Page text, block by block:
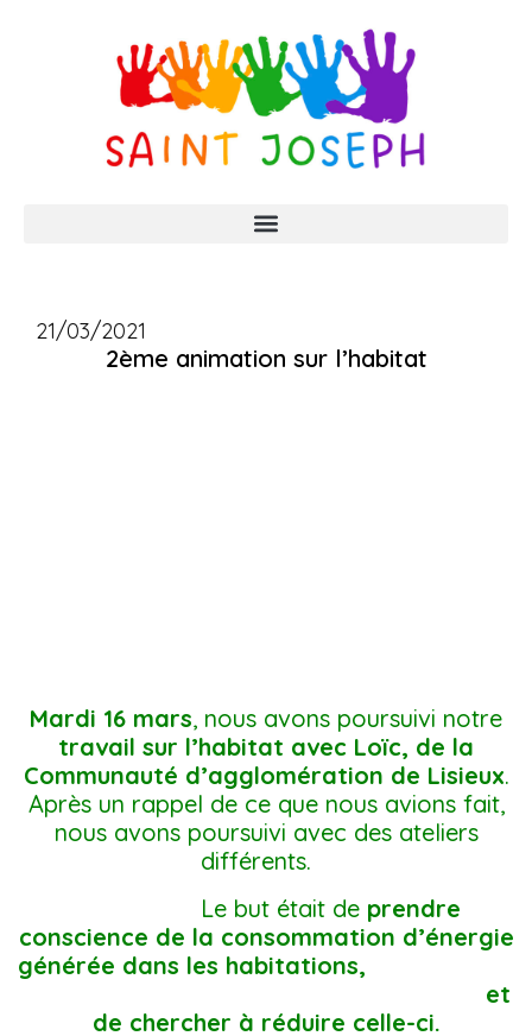
21/03/2021
2ème animation sur l’habitat
Mardi 16 mars, nous avons poursuivi notre
travail sur l’habitat avec Loïc, de la
Communauté d’agglomération de Lisieux.
Après un rappel de ce que nous avions fait,
nous avons poursuivi avec des ateliers
différents.
Le but était de prendre
conscience de la consommation d’énergie
générée dans les habitations,
et
de chercher à réduire celle-ci.